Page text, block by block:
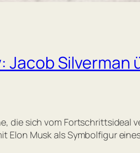
Silverman
die sich vom Fortschrittsideal
Elon Musk als Symbolfigur